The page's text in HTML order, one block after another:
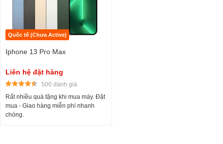
Quốc tế (Chưa Active)
Iphone 13 Pro Max
Liên hệ đặt hàng
500 đánh giá
Rất nhiều quà tặng khi mua máy. Đặt
mua - Giao hàng miễn phí nhanh
chóng.